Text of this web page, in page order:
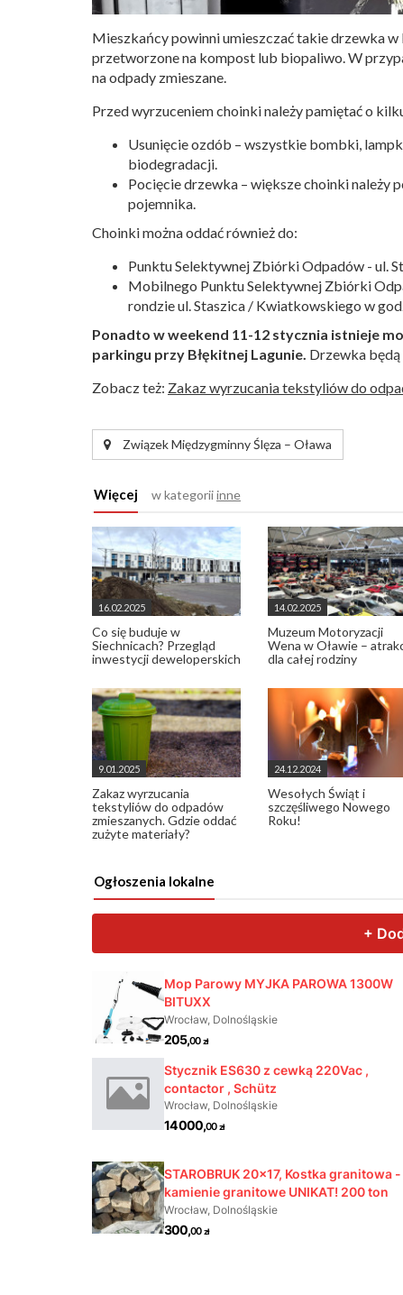
Mieszkańcy powinni umieszczać takie drzewka
przetworzone na kompost lub biopaliwo. W
na odpady zmieszane.
Przed wyrzuceniem choinki należy pamiętać o
Usunięcie ozdób – wszystkie bombki,
biodegradacji.
Pocięcie drzewka – większe choinki należy
pojemnika.
Choinki można oddać również do:
Punktu Selektywnej Zbiórki Odpadów - ul.
Mobilnego Punktu Selektywnej Zbiórki
rondzie ul. Staszica / Kwiatkowskiego w
Ponadto w weekend 11-12 stycznia istnieje
parkingu przy Błękitnej Lagunie. Drzewka
Zobacz też: Zakaz wyrzucania tekstyliów do
Związek Międzygminny Ślęza – Oława
Więcej w kategoriiinne
16.02.2025
Co się buduje w
Siechnicach? Przegląd
inwestycji deweloperskich
14.02.2025
Muzeum Motoryzacji
Wena w Oławie –
dla całej rodziny
9.01.2025
Zakaz wyrzucania
tekstyliów do odpadów
zmieszanych. Gdzie oddać
zużyte materiały?
24.12.2024
Wesołych Świąt i
szczęśliwego Nowego
Roku!
Ogłoszenia lokalne